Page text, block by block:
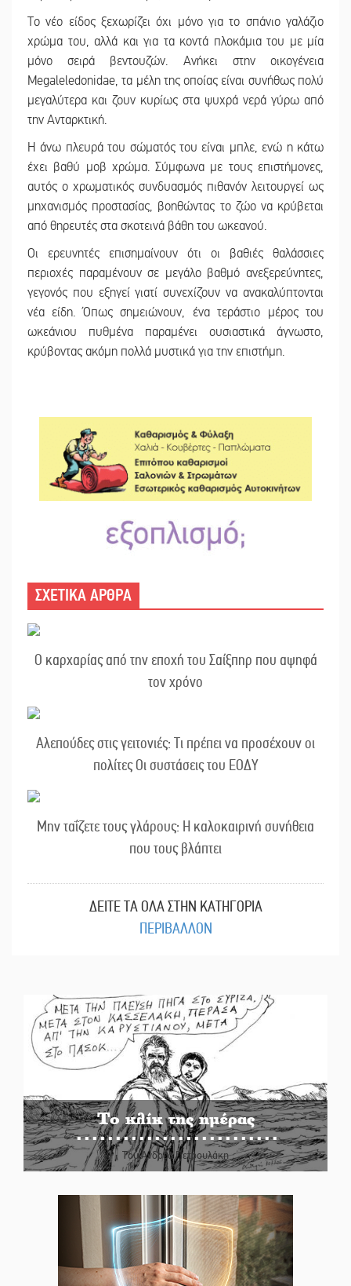
Το νέο είδος ξεχωρίζει όχι μόνο για το σπάνιο γαλάζιο
χρώμα του, αλλά και για τα κοντά πλοκάμια του με μία
μόνο σειρά βεντουζών. Ανήκει στην οικογένεια
Megaleledonidae, τα μέλη της οποίας είναι συνήθως πολύ
μεγαλύτερα και ζουν κυρίως στα ψυχρά νερά γύρω από
την Ανταρκτική.
Η άνω πλευρά του σώματός του είναι μπλε, ενώ η κάτω
έχει βαθύ μοβ χρώμα. Σύμφωνα με τους επιστήμονες,
αυτός ο χρωματικός συνδυασμός πιθανόν λειτουργεί ως
μηχανισμός προστασίας, βοηθώντας το ζώο να κρύβεται
από θηρευτές στα σκοτεινά βάθη του ωκεανού.
Οι ερευνητές επισημαίνουν ότι οι βαθιές θαλάσσιες
περιοχές παραμένουν σε μεγάλο βαθμό ανεξερεύνητες,
γεγονός που εξηγεί γιατί συνεχίζουν να ανακαλύπτονται
νέα είδη. Όπως σημειώνουν, ένα τεράστιο μέρος του
ωκεάνιου πυθμένα παραμένει ουσιαστικά άγνωστο,
κρύβοντας ακόμη πολλά μυστικά για την επιστήμη.
ΣΧΕΤΙΚΑ ΑΡΘΡΑ
Ο καρχαρίας από την εποχή του Σαίξπηρ που αψηφά
τον χρόνο
Αλεπούδες στις γειτονιές: Τι πρέπει να προσέχουν οι
πολίτες Οι συστάσεις του ΕΟΔΥ
Μην ταΐζετε τους γλάρους: Η καλοκαιρινή συνήθεια
που τους βλάπτει
ΔΕΙΤΕ ΤΑ ΟΛΑ ΣΤΗΝ ΚΑΤΗΓΟΡΙΑ
ΠΕΡΙΒΑΛΛΟΝ
Το κλίκ της ημέρας
Του Ανδρέα Πετρουλάκη